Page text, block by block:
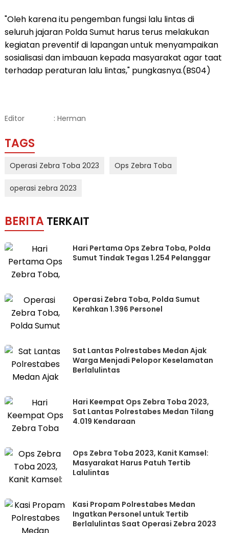
"Oleh karena itu pengemban fungsi lalu lintas di
seluruh jajaran Polda Sumut harus terus melakukan
kegiatan preventif di lapangan untuk menyampaikan
sosialisasi dan imbauan kepada masyarakat agar taat
terhadap peraturan lalu lintas," pungkasnya.(BS04)
Editor : Herman
TAGS
Operasi Zebra Toba 2023 Ops Zebra Toba
operasi zebra 2023
BERITA TERKAIT
Hari Pertama Ops Zebra Toba, Polda
Sumut Tindak Tegas 1.254 Pelanggar
Operasi Zebra Toba, Polda Sumut
Kerahkan 1.396 Personel
Sat Lantas Polrestabes Medan Ajak
Warga Menjadi Pelopor Keselamatan
Berlalulintas
Hari Keempat Ops Zebra Toba 2023,
Sat Lantas Polrestabes Medan Tilang
4.019 Kendaraan
Ops Zebra Toba 2023, Kanit Kamsel:
Masyarakat Harus Patuh Tertib
Lalulintas
Kasi Propam Polrestabes Medan
Ingatkan Personel untuk Tertib
Berlalulintas Saat Operasi Zebra 2023